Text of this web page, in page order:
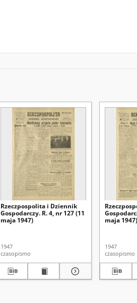
Rzeczpospolita i Dziennik
Gospodarczy. R. 4, nr 127 (11
maja 1947)
1947
czasopismo
maja 1947)
1947
czasopismo